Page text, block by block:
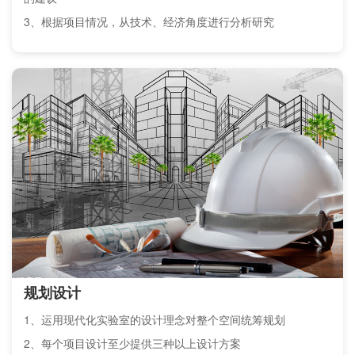
3、根据项目情况，从技术、经济角度进行分析研究
规划设计
1、运用现代化实验室的设计理念对整个空间统筹规划
2、每个项目设计至少提供三种以上设计方案